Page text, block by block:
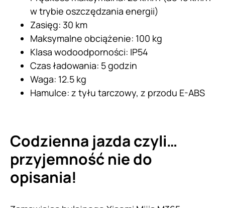
w trybie oszczędzania energii)
Zasięg: 30 km
Maksymalne obciążenie: 100 kg
Klasa wodoodporności: IP54
Czas ładowania: 5 godzin
Waga: 12.5 kg
Hamulce: z tyłu tarczowy, z przodu E-ABS
Codzienna jazda czyli…
przyjemność nie do
opisania!